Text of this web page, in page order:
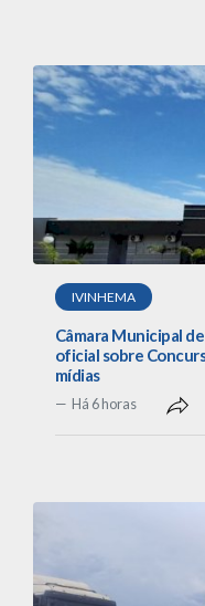
IVINHEMA
Câmara Municipal
oficial sobre
mídias
Há 6 horas